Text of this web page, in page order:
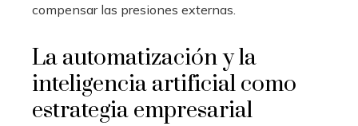
compensar las presiones externas.
La automatización y la
inteligencia artificial como
estrategia empresarial